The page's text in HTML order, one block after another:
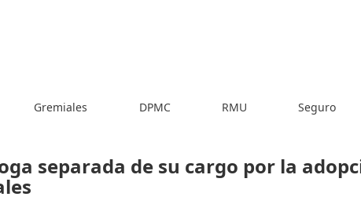
Gremiales DPMC RMU Seguro
separada de su cargo por la